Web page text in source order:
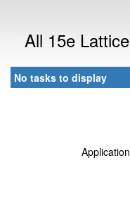
All 15e
No tasks to display